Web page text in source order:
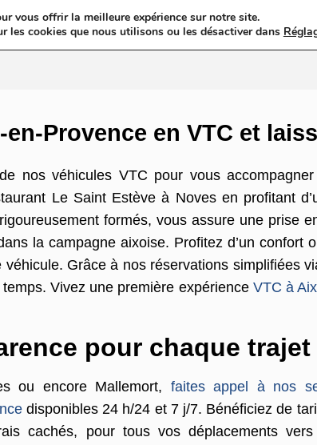
Annuaires & Blogs Web Taxi VTC
en-Provence en VTC et
nos véhicules VTC pour vous
Le Saint Estève à Noves en profitant
formés, vous assure une prise
la campagne aixoise. Profitez d’un confort
Grâce à nos réservations simplifiées
Vivez une première expérience VTC à
pour chaque trajet
ou encore Mallemort, faites appel à nos
disponibles 24 h/24 et 7 j/7. Bénéficiez de
cachés, pour tous vos déplacements
vous offrir la meilleure expérience sur notre site.
les cookies que nous utilisons ou les désactiver dans